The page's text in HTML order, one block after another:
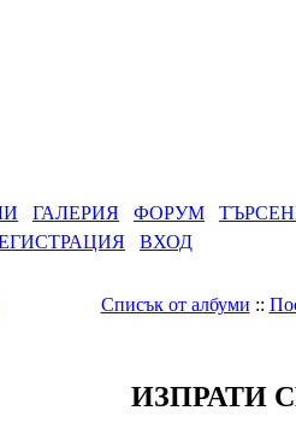
ГАЛЕРИЯ ФОРУМ
ВХОД
Списък от албуми ::
ИЗПРАТИ